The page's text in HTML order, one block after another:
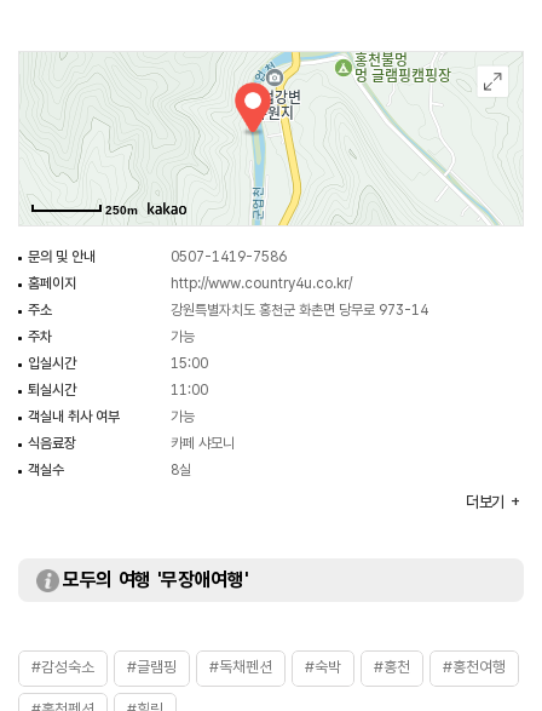
250m
문의 및 안내
0507-1419-7586
홈페이지
http://www.country4u.co.kr/
주소
강원특별자치도 홍천군 화촌면 당무로 973-14
주차
가능
입실시간
15:00
퇴실시간
11:00
객실내 취사 여부
가능
식음료장
카페 샤모니
객실수
8실
더보기
모두의 여행 '무장애여행'
#감성숙소 #글램핑 #독채펜션 #숙박 #홍천 #홍천여행